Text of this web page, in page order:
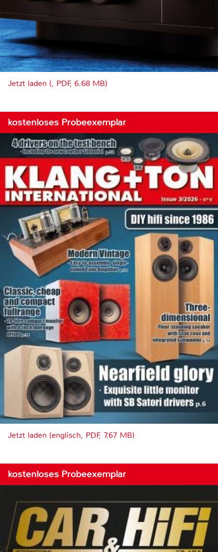
Jetzt laden (, PDF, 6.68 MB)
kostenloses Probeexemplar
Jetzt laden (englisch, PDF, 7.67 MB)
kostenloses Probeexemplar